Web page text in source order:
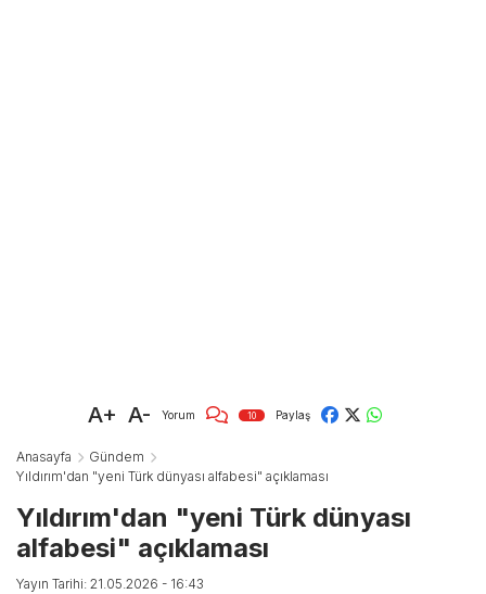
A+ A- Yorum 10 Paylaş
Anasayfa
Gündem
Yıldırım'dan "yeni Türk dünyası alfabesi" açıklaması
Yıldırım'dan "yeni Türk dünyası
alfabesi" açıklaması
Yayın Tarihi: 21.05.2026 - 16:43